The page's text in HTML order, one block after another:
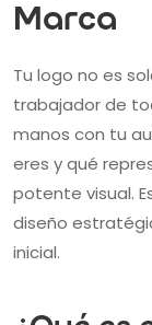
Marca
Tu logo no es
trabajador de
manos con tu
eres y qué
potente visual.
diseño
inicial.